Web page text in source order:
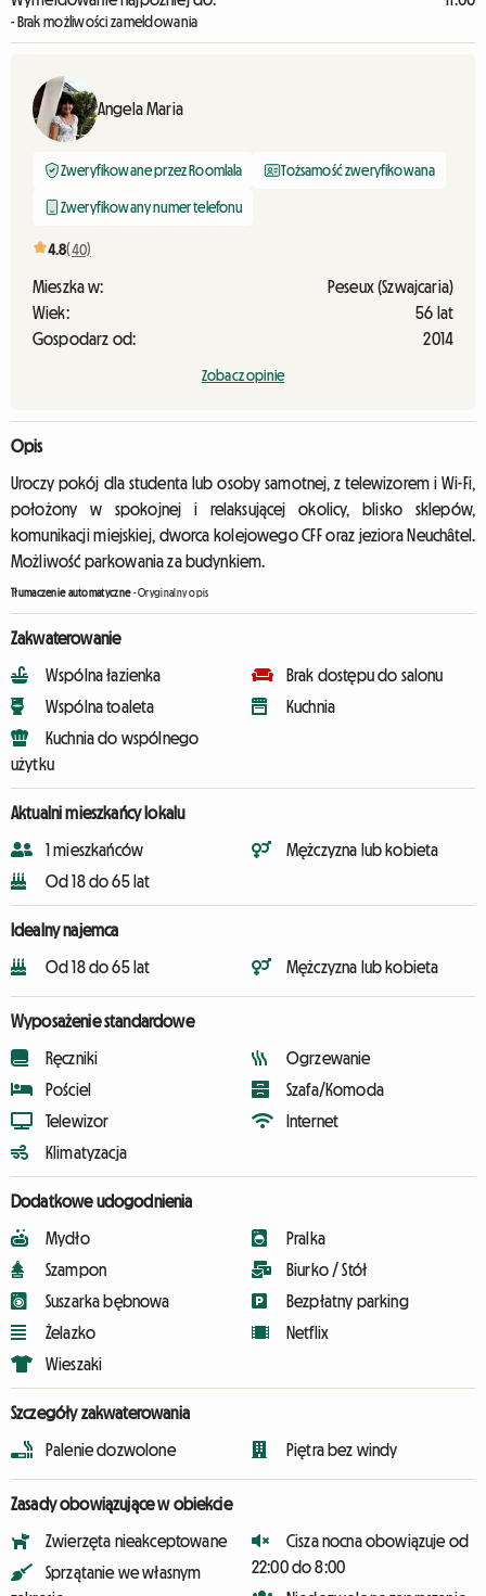
- Brak możliwości zameldowania
Angela Maria
Zweryfikowane przez Roomlala Tożsamość zweryfikowana
Zweryfikowany numer telefonu
4.8(40)
Mieszka w:
Peseux (Szwajcaria)
Wiek:
56 lat
Gospodarz od:
2014
Zobacz opinie
Opis
Uroczy pokój dla studenta lub osoby samotnej, z telewizorem i Wi-Fi,
położony w spokojnej i relaksującej okolicy, blisko sklepów,
komunikacji miejskiej, dworca kolejowego CFF oraz jeziora Neuchâtel.
Możliwość parkowania za budynkiem.
Tłumaczenie automatyczne-Oryginalny opis
Zakwaterowanie
Wspólna łazienka
Wspólna toaleta
Kuchnia do wspólnego
użytku
Brak dostępu do salonu
Kuchnia
Aktualni mieszkańcy lokalu
1 mieszkańców
Od 18 do 65 lat
Mężczyzna lub kobieta
Idealny najemca
Od 18 do 65 lat Mężczyzna lub kobieta
Wyposażenie standardowe
Ręczniki
Pościel
Telewizor
Klimatyzacja
Ogrzewanie
Szafa/Komoda
Internet
Dodatkowe udogodnienia
Mydło
Szampon
Suszarka bębnowa
Żelazko
Wieszaki
Pralka
Biurko / Stół
Bezpłatny parking
Netflix
Szczegóły zakwaterowania
Palenie dozwolone Piętra bez windy
Zasady obowiązujące w obiekcie
Zwierzęta nieakceptowane
Sprzątanie we własnym
Cisza nocna obowiązuje od
22:00 do 8:00